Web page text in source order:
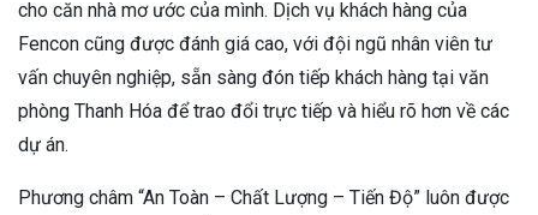
cho căn nhà mơ ước của mình. Dịch vụ khách hàng của
Fencon cũng được đánh giá cao, với đội ngũ nhân viên tư
vấn chuyên nghiệp, sẵn sàng đón tiếp khách hàng tại văn
phòng Thanh Hóa để trao đổi trực tiếp và hiểu rõ hơn về các
dự án.
Phương châm “An Toàn – Chất Lượng – Tiến Độ” luôn được